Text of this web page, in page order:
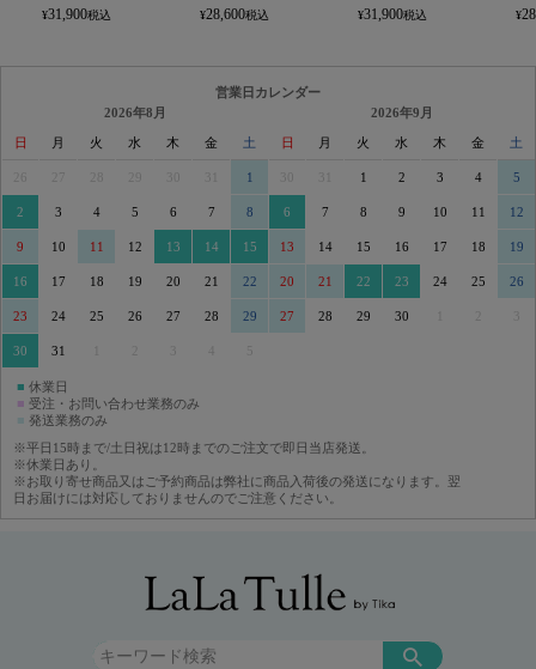
31,900 28,600 31,900
営業日カレンダー
2026年8月
日 月 火 水 木 金 土
29 30 31 1
2 3 4 5 6 7 8
9 10 11 12 13 14 15
16 17 18 19 20 21 22
23 24 25 26 27 28 29
30 31 3 5
2026年9月
日 月 火 水 木 金 土
30 31 1 2 3 4 5
6 7 8 9 10 11 12
13 14 15 16 17 18 19
20 21 22 23 24 25 26
27 28 29 30 3
■ 休業日
■ 受注・お問い合わせ業務のみ
■ 発送業務のみ
※平日15時まで/土日祝は12時までのご注文で即日当店発送。
※休業日あり。
※お取り寄せ商品又はご予約商品は弊社に商品入荷後の発送になります。翌
日お届けには対応しておりませんのでご注意ください。